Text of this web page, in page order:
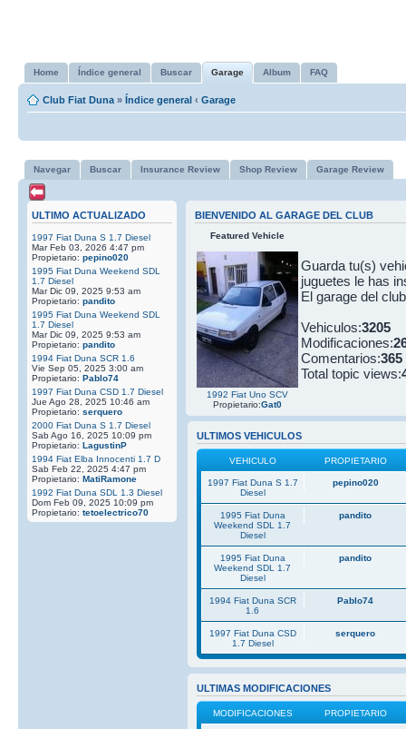
Home Índice general Buscar Garage Album FAQ
Club Fiat Duna » Índice general ‹ Garage
Navegar Buscar Insurance Review Shop Review Garage Review
ULTIMO ACTUALIZADO
1997 Fiat Duna S 1.7 Diesel
Mar Feb 03, 2026 4:47 pm
Propietario: pepino020
1995 Fiat Duna Weekend SDL
1.7 Diesel
Mar Dic 09, 2025 9:53 am
Propietario: pandito
1995 Fiat Duna Weekend SDL
1.7 Diesel
Mar Dic 09, 2025 9:53 am
Propietario: pandito
1994 Fiat Duna SCR 1.6
Vie Sep 05, 2025 3:00 am
Propietario: Pablo74
1997 Fiat Duna CSD 1.7 Diesel
Jue Ago 28, 2025 10:46 am
Propietario: serquero
2000 Fiat Duna S 1.7 Diesel
Sab Ago 16, 2025 10:09 pm
Propietario: LagustinP
1994 Fiat Elba Innocenti 1.7 D
Sab Feb 22, 2025 4:47 pm
Propietario: MatiRamone
1992 Fiat Duna SDL 1.3 Diesel
Dom Feb 09, 2025 10:09 pm
Propietario: tetoelectrico70
BIENVENIDO AL GARAGE DEL CLUB
Featured Vehicle
1992 Fiat Uno SCV
Propietario:Gat0
Guarda tu(s)
juguetes le has
El garage del
Vehiculos:3205
Modificaciones:
Comentarios:365
Total topic views:
ULTIMOS VEHICULOS
VEHICULO PROPIETARIO
1997 Fiat Duna S 1.7
Diesel
pepino020
1995 Fiat Duna
Weekend SDL 1.7
Diesel
pandito
1995 Fiat Duna
Weekend SDL 1.7
Diesel
pandito
1994 Fiat Duna SCR
1.6
Pablo74
1997 Fiat Duna CSD
1.7 Diesel
serquero
ULTIMAS MODIFICACIONES
MODIFICACIONES PROPIETARIO